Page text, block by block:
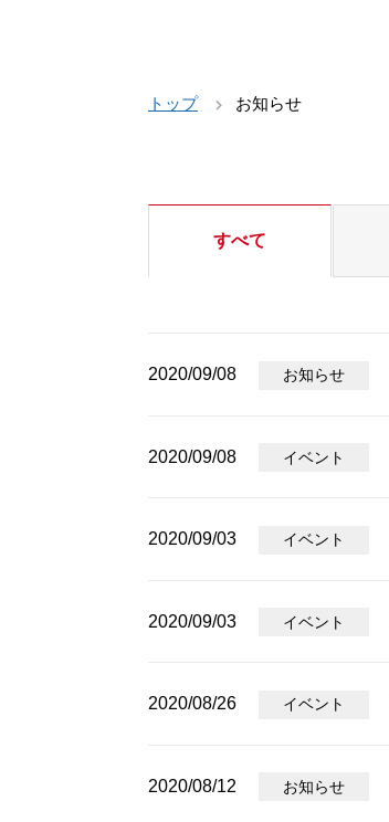
トップ お知らせ
すべて
2020/09/08 お知らせ
2020/09/08 イベント
2020/09/03 イベント
2020/09/03 イベント
2020/08/26 イベント
2020/08/12 お知らせ